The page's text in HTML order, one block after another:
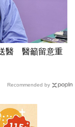
醫 醫籲留意重
Recommended by